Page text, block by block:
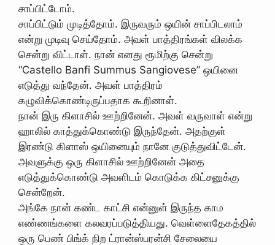
சாப்பிட்டோம்.
சாப்பிட்டும் முடித்தோம். இருவரும் ஒயின் சாப்பிடலாம்
என்று முடிவு செய்தோம். அவள் பாத்திரங்கள் விலக்க
சென்று விட்டாள். நான் எனது ரூமிற்கு சென்று
“Castello Banfi Summus Sangiovese” ஒயினை
எடுத்து வந்தேன். அவள் பாத்திரம்
கழுவிக்கொண்டிருப்பதாக கூறினாள்.
நான் இரு கிளாசில் ஊற்றினேன். அவள் வருவாள் என்று
ஹாலில் காத்துக்கொண்டு இருந்தேன். அதற்குள்
இரண்டு கிளாஸ் ஒயினையும் நானே குடுத்துவிட்டேன்.
அவளுக்கு ஒரு கிளாசில் ஊற்றினேன் அதை
எடுத்துக்கொண்டு அவளிடம் கொடுக்க கிட்சனுக்கு
சென்றேன்.
அங்கே நான் கண்ட காட்சி என்னுள் இருந்த காம
எண்ணங்களை கலவரப்படுத்தியது. வெள்ளைதேகத்தில்
ஒரு பெண் பிங்க் நிற ட்ரான்ஸ்பரன்சி சேலையை